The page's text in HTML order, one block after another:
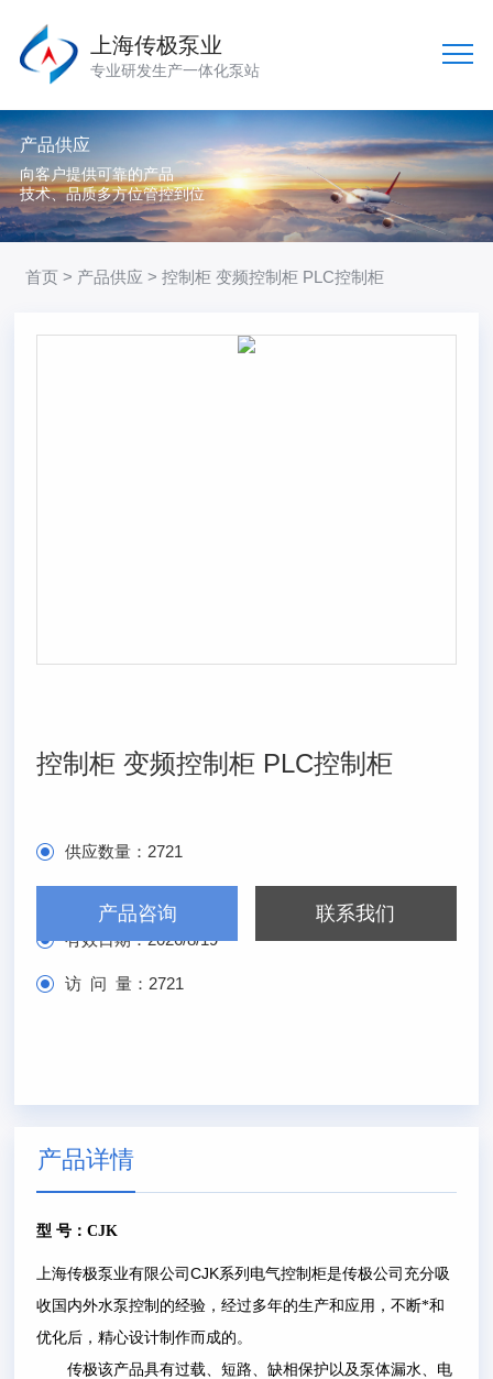
上海传极泵业
专业研发生产一体化泵站
产品供应
向客户提供可靠的产品
技术、品质多方位管控到位
首页 > 产品供应 > 控制柜 变频控制柜 PLC控制柜
控制柜 变频控制柜 PLC控制柜
供应数量： 2721
有效日期：2026/8/19
访 问 量： 2721
产品咨询 联系我们
产品详情
型 号：CJK
上海传极泵业有限公司CJK系列电气控制柜是传极公司充分吸
收国内外水泵控制的经验，经过多年的生产和应用，不断*和
优化后，精心设计制作而成的。
传极该产品具有过载、短路、缺相保护以及泵体漏水、电